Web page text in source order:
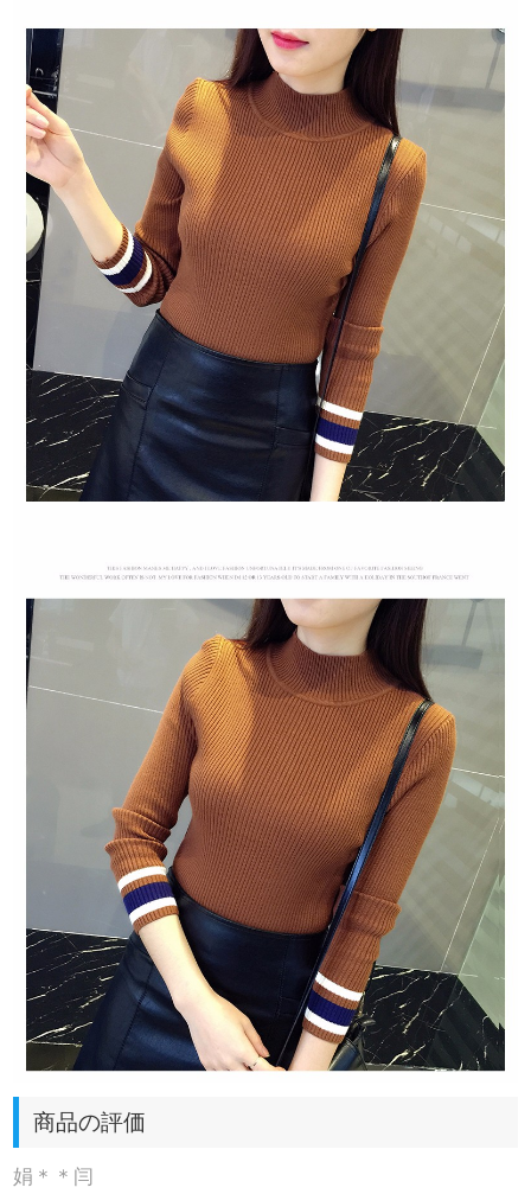
商品の評価
娟＊＊闫